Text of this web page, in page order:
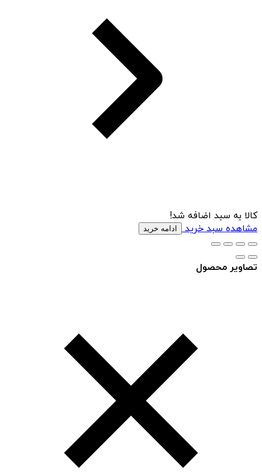
کالا به سبد اضافه شد!
مشاهده سبد خرید
ادامه خرید
تصاویر محصول